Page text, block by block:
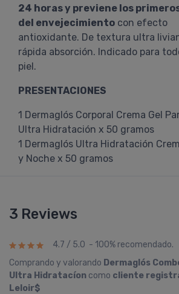
24 horas y previene los
del envejecimiento con efecto
antioxidante. De textura ultra
rápida absorción. Indicado para
piel.
PRESENTACIONES
1 Dermaglós Corporal Crema Gel
Ultra Hidratación x 50 gramos
1 Dermaglós Ultra Hidratación
y Noche x 50 gramos
3 Reviews
4.7 / 5.0 - 100% recomendado.
Comprando y valorando Dermaglós
Ultra Hidratacíon como cliente
Leloir$